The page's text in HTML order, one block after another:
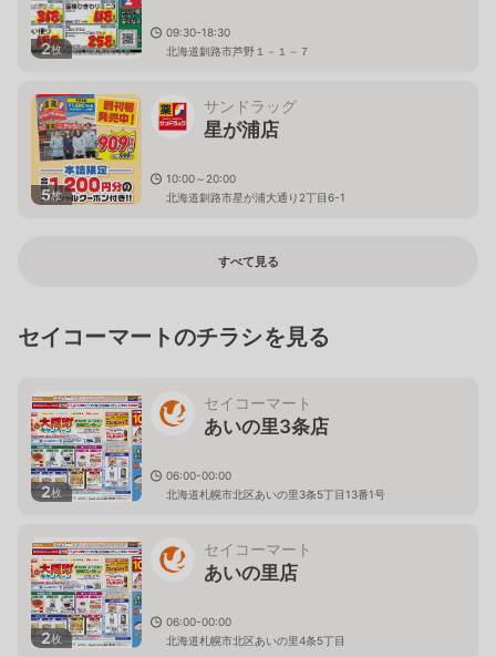
2枚
09:30-18:30
北海道釧路市芦野１－１－７
5枚
サンドラッグ
星が浦店
10:00～20:00
北海道釧路市星が浦大通り2丁目6-1
すべて見る
セイコーマートのチラシを見る
2枚
セイコーマート
あいの里3条店
06:00-00:00
北海道札幌市北区あいの里3条5丁目13番1号
2枚
セイコーマート
あいの里店
06:00-00:00
北海道札幌市北区あいの里4条5丁目